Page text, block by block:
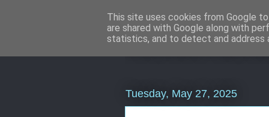
Tuesday, May 27, 2025
This site uses cookies from Google
are shared with Google along with
statistics, and to detect and address